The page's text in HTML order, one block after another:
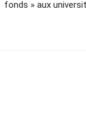
fonds » aux